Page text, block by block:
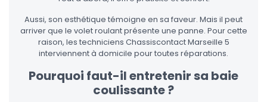
Aussi, son esthétique témoigne en sa faveur. Mais il peut
arriver que le volet roulant présente une panne. Pour cette
raison, les techniciens Chassiscontact Marseille 5
interviennent à domicile pour toutes réparations.
Pourquoi faut-il entretenir sa baie
coulissante ?